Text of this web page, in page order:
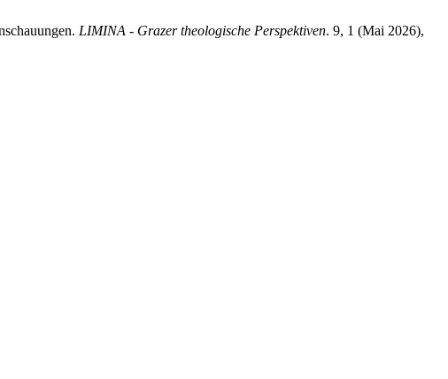
LIMINA - Grazer theologische Perspektiven. 9, 1 (Mai 2026),